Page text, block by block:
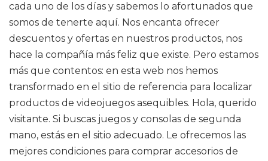
cada uno de los días y sabemos lo afortunados que
somos de tenerte aquí. Nos encanta ofrecer
descuentos y ofertas en nuestros productos, nos
hace la compañía más feliz que existe. Pero estamos
más que contentos: en esta web nos hemos
transformado en el sitio de referencia para localizar
productos de videojuegos asequibles. Hola, querido
visitante. Si buscas juegos y consolas de segunda
mano, estás en el sitio adecuado. Le ofrecemos las
mejores condiciones para comprar accesorios de